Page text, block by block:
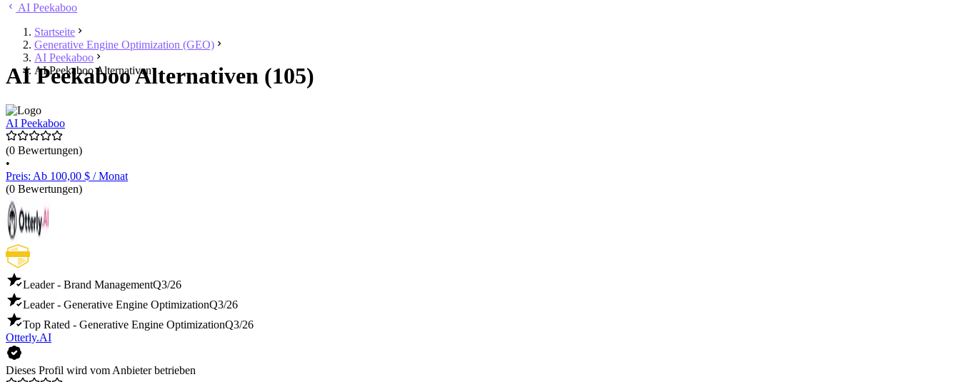
AI Peekaboo
Startseite
Generative Engine Optimization (GEO)
AI Peekaboo
AI Peekaboo Alternativen
AI Peekaboo Alternativen (105)
AI Peekaboo
(0 Bewertungen)
•
Preis: Ab 100,00 $ / Monat
(0 Bewertungen)
Leader - Brand ManagementQ3/26
Leader - Generative Engine OptimizationQ3/26
Top Rated - Generative Engine OptimizationQ3/26
Otterly.AI
Dieses Profil wird vom Anbieter betrieben